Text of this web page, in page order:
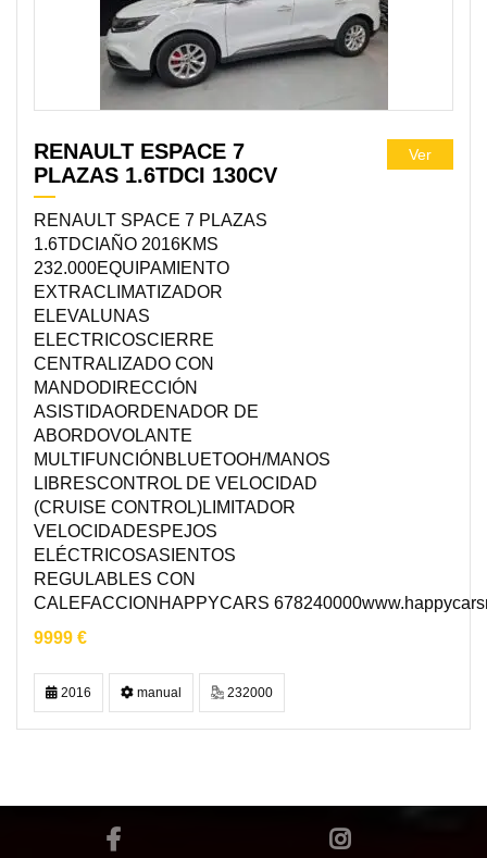
RENAULT ESPACE 7
PLAZAS 1.6TDCI 130CV
RENAULT SPACE 7 PLAZAS
1.6TDCIAÑO 2016KMS
232.000EQUIPAMIENTO
EXTRACLIMATIZADOR
ELEVALUNAS
ELECTRICOSCIERRE
CENTRALIZADO CON
MANDODIRECCIÓN
ASISTIDAORDENADOR DE
ABORDOVOLANTE
MULTIFUNCIÓNBLUETOOH/MANOS
LIBRESCONTROL DE VELOCIDAD
(CRUISE CONTROL)LIMITADOR
VELOCIDADESPEJOS
ELÉCTRICOSASIENTOS
REGULABLES CON
CALEFACCIONHAPPYCARS
9999 €
Ver
2016 manual 232000